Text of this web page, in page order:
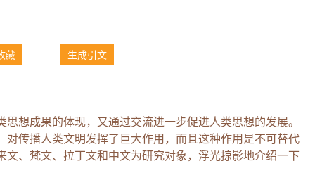
藏 生成引文
想成果的体现，又通过交流进一步促进人类思想的发展。
传播人类文明发挥了巨大作用，而且这种作用是不可替代
、梵文、拉丁文和中文为研究对象，浮光掠影地介绍一下